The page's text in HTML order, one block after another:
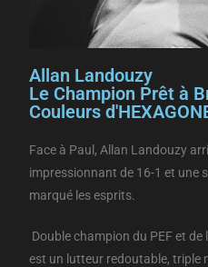
Allan Landouzy
Le Champion Prêt à
Couleurs
Face à Paul, Allan Landouzy
impressionnant de 16-1 et une
marqué les esprits.
Double champion du PEF et
est un lutteur redoutable, triple